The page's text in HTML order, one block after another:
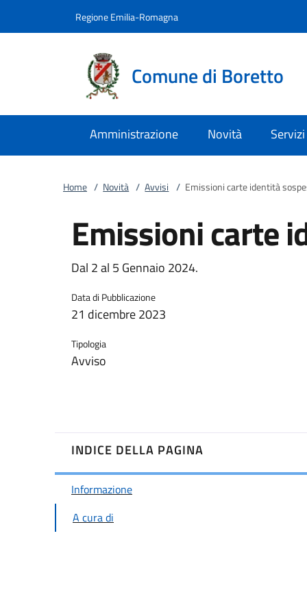
Regione Emilia-Romagna
Comune di Boretto
Amministrazione Novità Servizi
Home / Novità / Avvisi / Emissioni carte identità
Emissioni carte
Dal 2 al 5 Gennaio 2024.
Data di Pubblicazione
21 dicembre 2023
Tipologia
Avviso
INDICE DELLA PAGINA
Informazione
A cura di